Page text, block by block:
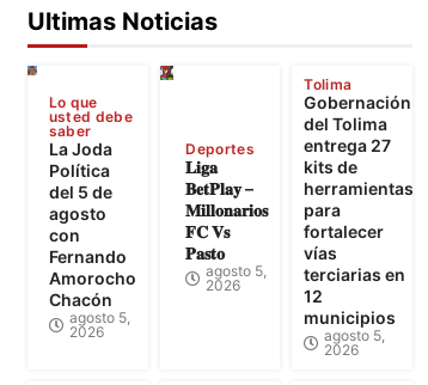
Ultimas Noticias
Lo que
usted debe
saber
La Joda
Política
del 5 de
agosto
con
Fernando
Amorocho
Chacón
agosto 5,
2026
Deportes
𝐋𝐢𝐠𝐚
𝐁𝐞𝐭𝐏𝐥𝐚𝐲 –
𝐌𝐢𝐥𝐥𝐨𝐧𝐚𝐫𝐢𝐨𝐬
𝐅𝐂 𝐕𝐬
𝐏𝐚𝐬𝐭𝐨
agosto 5,
2026
Tolima
Gobernación
del Tolima
entrega 27
kits de
herramientas
para
fortalecer
vías
terciarias en
12
municipios
agosto 5,
2026